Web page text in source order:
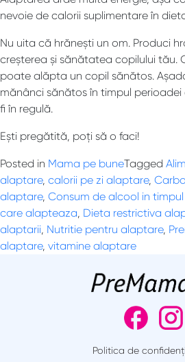
nevoie de calorii suplimentare în
Nu uita că hrănești un om. Produci
creșterea și sănătatea copilului tău.
poate alăpta un copil sănătos.
mănânci sănătos în timpul
fi în regulă.
Ești pregătită, poți să o faci!
Posted in Mama pe buneTagged
alaptare, calorii pe zi alaptare,
alaptare, Consum de alcool in
care alapteaza, Dieta restrictiva
alaptarii, Nutritie pentru alaptare,
alaptare, vitamine alaptare
Politica de